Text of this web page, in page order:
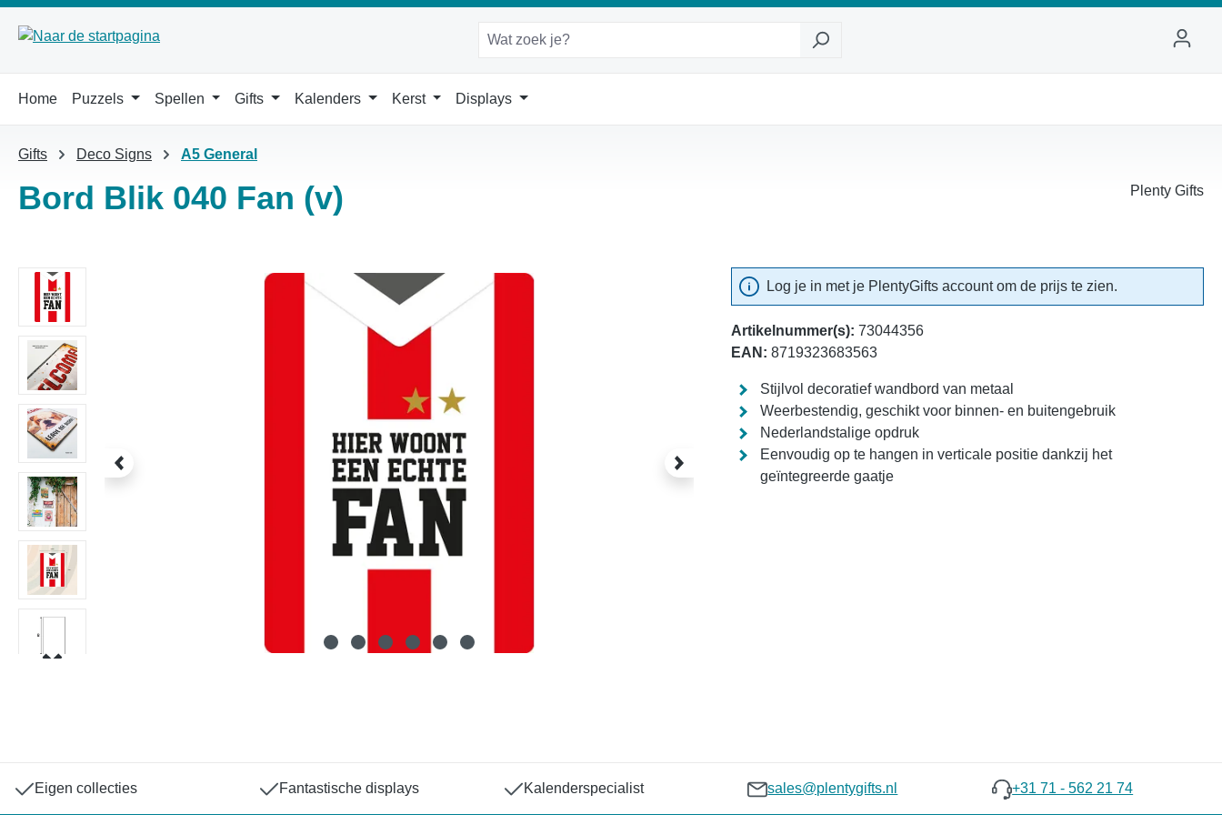
Home Puzzels Spellen Gifts Kalenders Kerst Displays
Gifts Deco Signs A5 General
Bord Blik 040 Fan (v) Plenty Gifts
Log je in met je PlentyGifts account om de prijs te zien.
Artikelnummer(s): 73044356
EAN: 8719323683563
Stijlvol decoratief wandbord van metaal
Weerbestendig, geschikt voor binnen- en buitengebruik
Nederlandstalige opdruk
Eenvoudig op te hangen in verticale positie dankzij het
geïntegreerde gaatje
Eigen collecties Fantastische displays Kalenderspecialist sales@plentygifts.nl +31 71 - 562 21 74